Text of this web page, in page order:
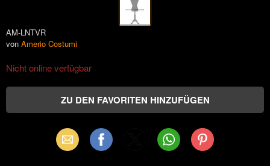
AM-LNTVR
von Amerio Costumi
Nicht online verfügbar
Email Facebook WhatsAppPinterest